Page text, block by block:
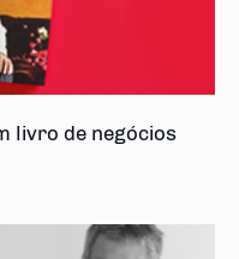
livro de negócios